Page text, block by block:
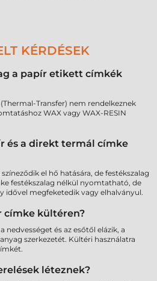
KÉRDÉSEK
a papír etikett címkék
Transfer) nem rendelkeznek
WAX vagy WAX-RESIN
és a direkt termál címke
el hő hatására, de festékszalag
festékszalag nélkül nyomtatható, de
idővel megfeketedik vagy elhalványul.
címke kültéren?
nedvességet és az esőtől elázik, a
szerkezetét. Kültéri használatra
léteznek?